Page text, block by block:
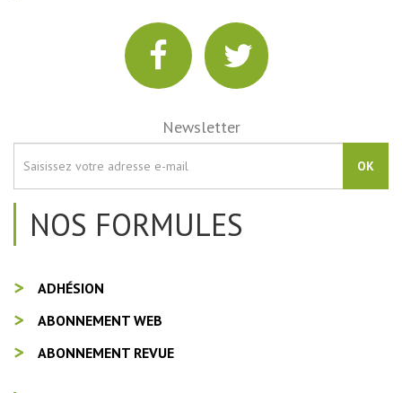
Newsletter
OK
NOS FORMULES
ADHÉSION
ABONNEMENT WEB
ABONNEMENT REVUE